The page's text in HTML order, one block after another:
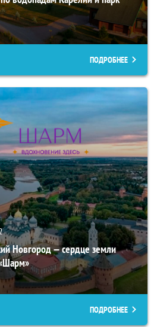
ПОДРОБНЕЕ
Новгород — сердце земли
ПОДРОБНЕЕ